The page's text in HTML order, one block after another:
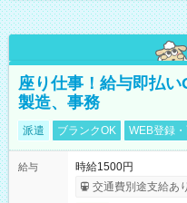
座り仕事！給与即払
製造、事務
派遣 ブランクOK WEB登録
給与
時給1500円
交通費別途支給あり